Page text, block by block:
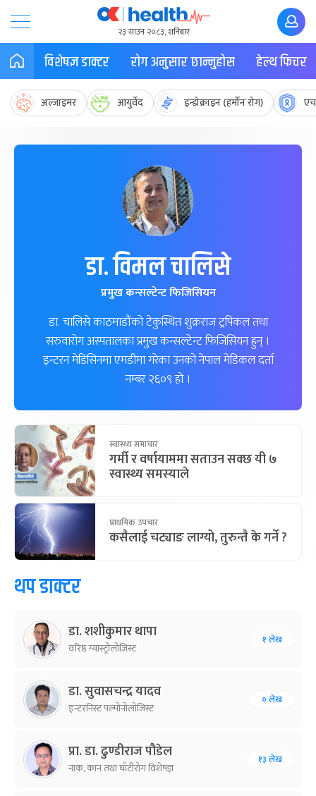
२३ साउन २०८३, शनिबार
विशेषज्ञ डाक्टर रोग अनुसार छान्नुहोस हेल्थ फिचर
अल्जाइमर आयुर्वेद इन्डोक्राइन (हर्मोन रोग)
डा. विमल चालिसे
प्रमुख कन्सल्टेन्ट फिजिसियन
डा. चालिसे काठमाडौंको टेकुस्थित शुक्रराज ट्रपिकल तथा
सरुवारोग अस्पतालका प्रमुख कन्सल्टेन्ट फिजिसियन हुन् ।
इन्टरन मेडिसिनमा एमडीमा गरेका उनको नेपाल मेडिकल दर्ता
नम्बर २६०९ हो ।
स्वास्थ्य समाचार
गर्मी र वर्षायाममा सताउन सक्छ यी ७
स्वास्थ्य समस्याले
प्राथमिक उपचार
कसैलाई चट्याङ लाग्यो, तुरुन्तै के गर्ने ?
थप डाक्टर
डा. शशीकुमार थापा
वरिष्ठ ग्यास्ट्रोलोजिस्ट
१ लेख
डा. सुवासचन्द्र यादव
इन्टरनिस्ट पल्मोनोलोजिस्ट
० लेख
प्रा. डा. ढुण्डीराज पौडेल
नाक, कान तथा घाँटीरोग विशेषज्ञ
१३ लेख